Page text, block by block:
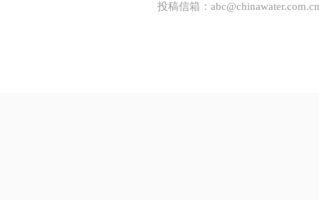
投稿信箱： abc@chinawater.com.cn